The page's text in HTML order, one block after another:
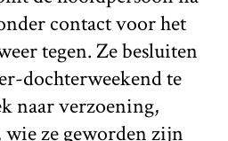
contact voor het
tegen. Ze besluiten
dochterweekend te
naar verzoening,
ze geworden zijn